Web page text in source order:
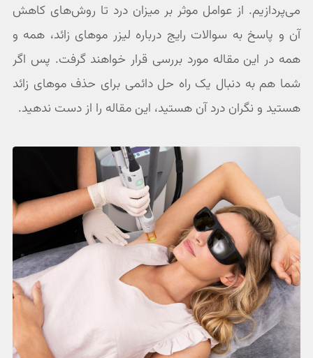
می‌پردازیم. از عوامل موثر بر میزان درد تا روش‌های کاهش
آن و پاسخ به سوالات رایج درباره لیزر موهای زائد، همه و
همه در این مقاله مورد بررسی قرار خواهند گرفت. پس اگر
شما هم به دنبال یک راه حل دائمی برای حذف موهای زائد
هستید و نگران درد آن هستید، این مقاله را از دست ندهید.